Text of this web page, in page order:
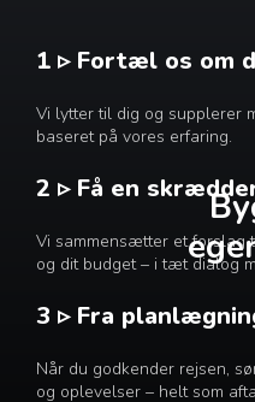
1 ▹ Fortæl os om
Vi lytter til dig og supplerer
baseret på vores erfaring.
2 ▹ Få en
Vi sammensætter et forslag
og dit budget – i tæt dialog
3 ▹ Fra
Når du godkender rejsen,
og oplevelser – helt som